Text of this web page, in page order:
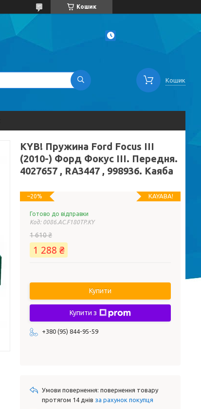
Кошик
Кошик
KYB! Пружина Ford Focus III
(2010-) Форд Фокус III. Передня.
4027657 , RA3447 , 998936. Каяба
KAYABA!
–20%
Готово до відправки
Код: 0086.AC.F180TP.KY
1 610 ₴
1 288 ₴
Купити
Купити з
+380 (95) 844-95-59
повернення товару
протягом 14 днів за рахунок покупця